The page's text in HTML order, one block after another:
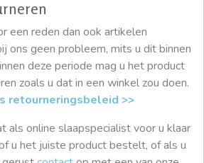
een reden dan ook artikelen
ons geen probleem, mits u dit binnen
deze periode mag u het product
zoals u dat in een winkel zou doen.
retourneringsbeleid >>
als online slaapspecialist voor u klaar
u het juiste product bestelt, of als u